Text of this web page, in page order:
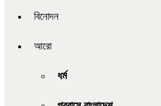
বিনোদন
আরো
ধর্ম